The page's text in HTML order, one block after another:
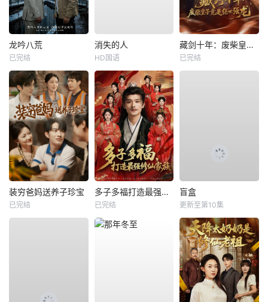
龙吟八荒
已完结
消失的人
HD国语
藏剑十年：废柴皇子竟是绝世强龙
已完结
装穷爸妈送养子珍宝
已完结
多子多福打造最强修仙家族
已完结
盲盒
更新至第10集